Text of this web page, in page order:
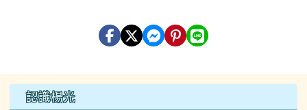
左邊區域內容
認識楊光